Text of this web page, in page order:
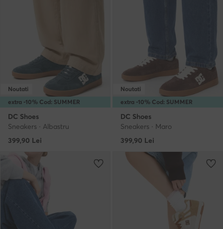
extra -10% Cod: SUMMER
Noutati
DC Shoes
Sneakers · Albastru
399,90 Lei
extra -10% Cod: SUMMER
Noutati
DC Shoes
Sneakers · Maro
399,90 Lei